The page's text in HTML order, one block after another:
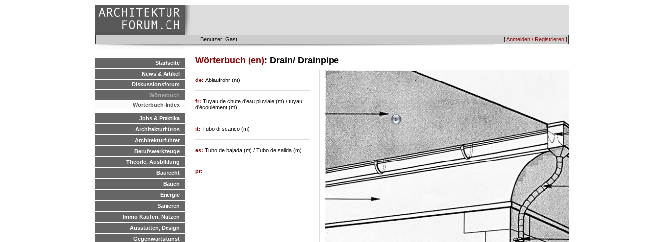
[Anmelden / Registrieren ]
Benutzer: Gast
Startseite
News & Artikel
Diskussionsforum
Wörterbuch
Wörterbuch-Index
Jobs & Praktika
Architekturbüros
Architekturführer
Berufswerkzeuge
Theorie, Ausbildung
Baurecht
Bauen
Energie
Sanieren
Immo Kaufen, Nutzen
Ausstatten, Design
Gegenwartskunst
Wörterbuch (en): Drain/ Drainpipe
5
de: Ablaufrohr (nt)
fr: Tuyau de chute d'eau pluviale (m) / tuyau
d'écoulement (m)
it: Tubo di scarico (m)
es: Tubo de bajada (m) / Tubo de salida (m)
pt: